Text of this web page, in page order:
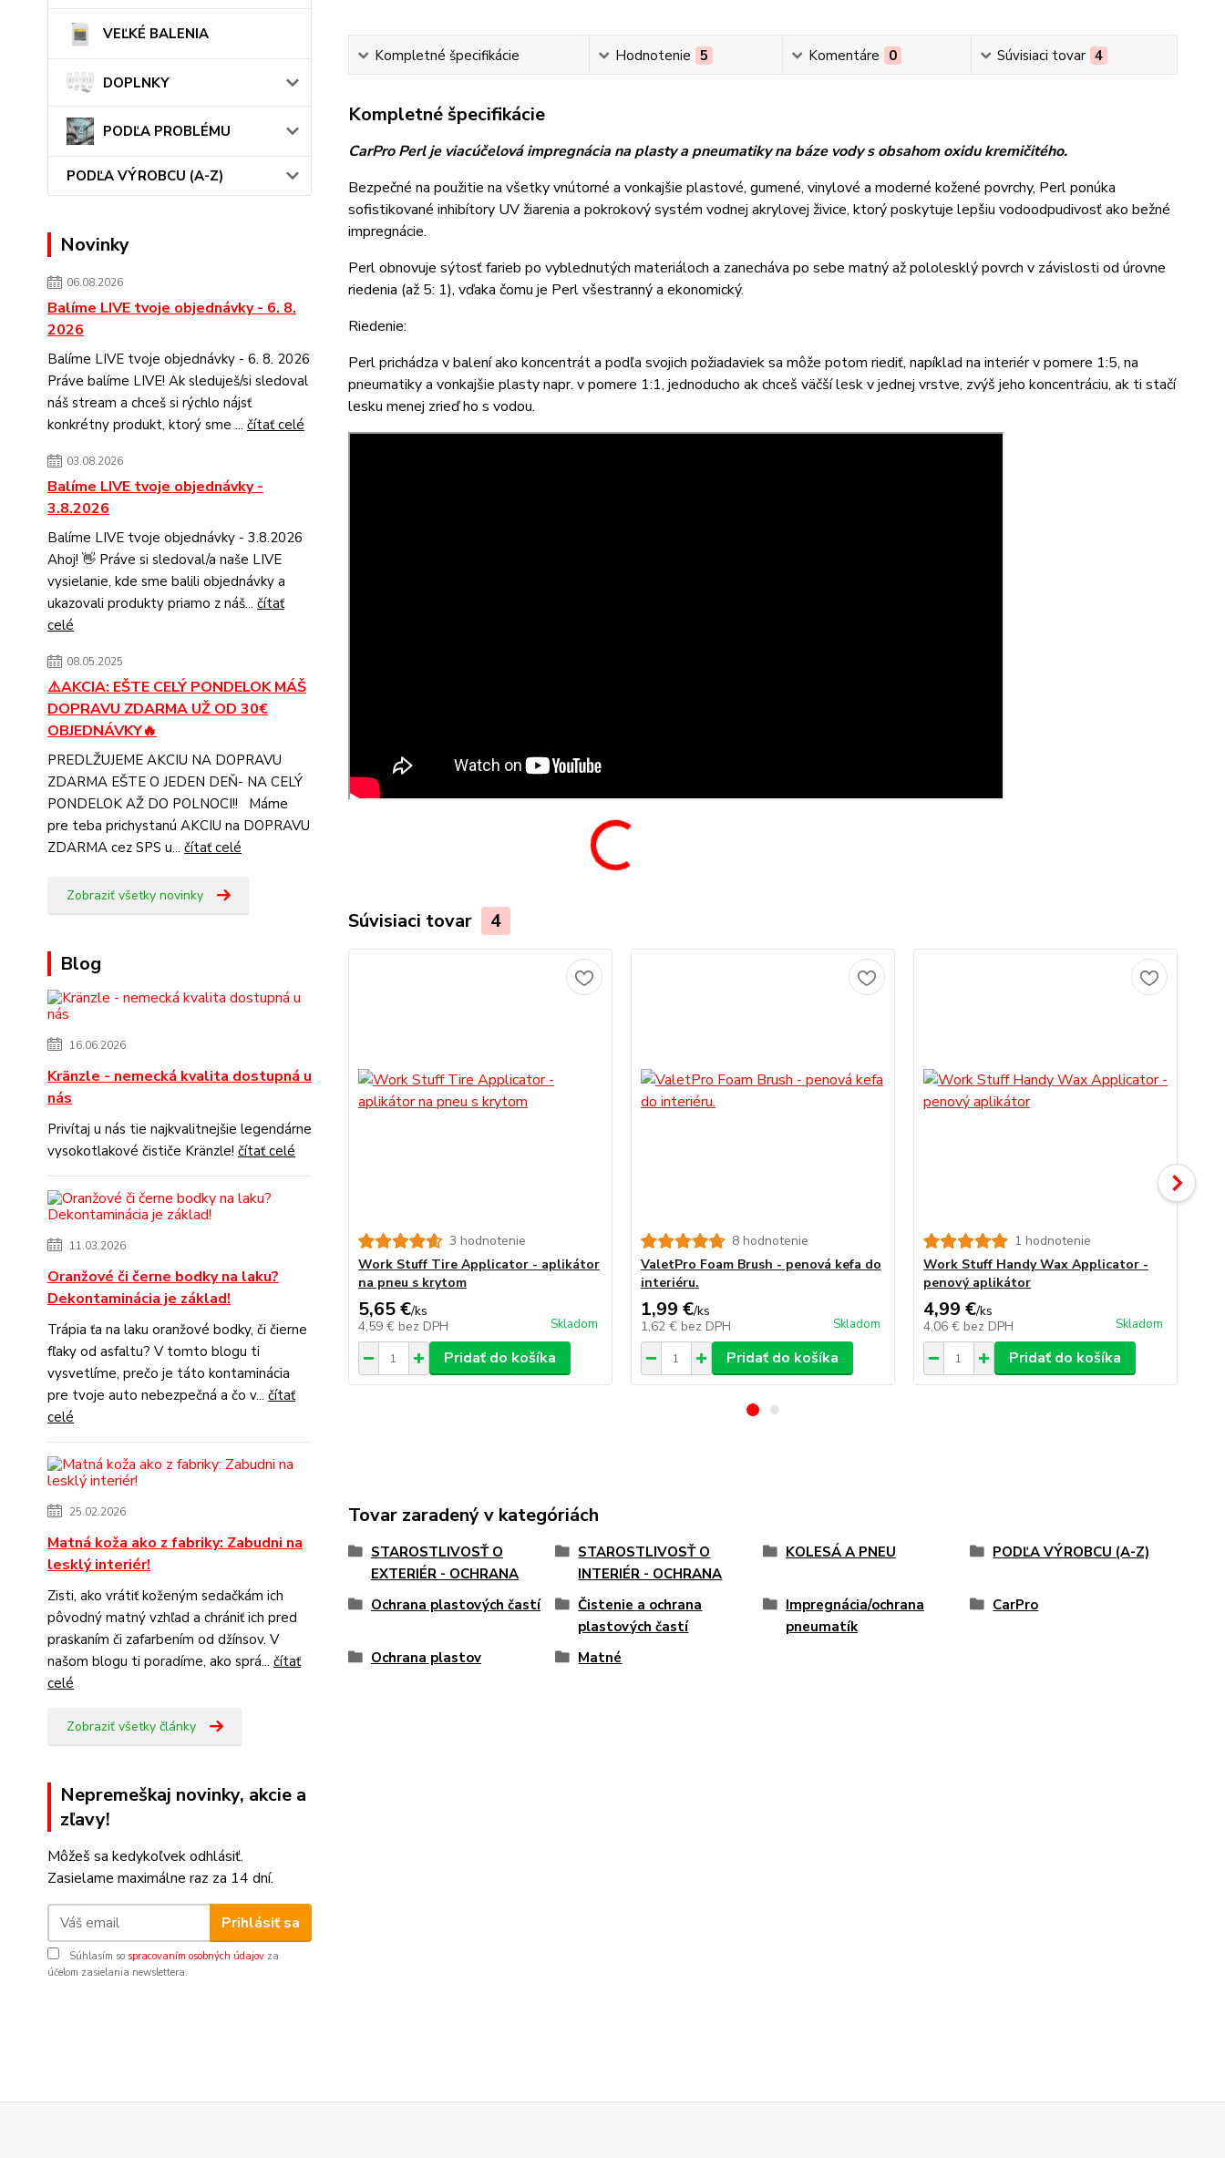
VEĽKÉ BALENIA
DOPLNKY
PODĽA PROBLÉMU
PODĽA VÝROBCU (A-Z)
Novinky
06.08.2026
Balíme LIVE tvoje objednávky - 6. 8.
2026
Balíme LIVE tvoje objednávky - 6. 8. 2026
Práve balíme LIVE! Ak sleduješ/si sledoval
náš stream a chceš si rýchlo nájsť
konkrétny produkt, ktorý sme ... čítať celé
03.08.2026
Balíme LIVE tvoje objednávky -
3.8.2026
Balíme LIVE tvoje objednávky - 3.8.2026
Ahoj! 👋 Práve si sledoval/a naše LIVE
vysielanie, kde sme balili objednávky a
ukazovali produkty priamo z náš... čítať
celé
08.05.2025
⚠️AKCIA: EŠTE CELÝ PONDELOK MÁŠ
DOPRAVU ZDARMA UŽ OD 30€
OBJEDNÁVKY🔥
PREDLŽUJEME AKCIU NA DOPRAVU
ZDARMA EŠTE O JEDEN DEŇ- NA CELÝ
PONDELOK AŽ DO POLNOCI!! Máme
pre teba prichystanú AKCIU na DOPRAVU
ZDARMA cez SPS u... čítať celé
Zobraziť všetky novinky
Blog
16.06.2026
Kränzle - nemecká kvalita dostupná u
nás
Privítaj u nás tie najkvalitnejšie legendárne
vysokotlakové čističe Kränzle! čítať celé
11.03.2026
Oranžové či černe bodky na laku?
Dekontaminácia je základ!
Trápia ťa na laku oranžové bodky, či čierne
fľaky od asfaltu? V tomto blogu ti
vysvetlíme, prečo je táto kontaminácia
pre tvoje auto nebezpečná a čo v... čítať
celé
25.02.2026
Matná koža ako z fabriky: Zabudni na
lesklý interiér!
Zisti, ako vrátiť koženým sedačkám ich
pôvodný matný vzhľad a chrániť ich pred
praskaním či zafarbením od džínsov. V
našom blogu ti poradíme, ako sprá... čítať
celé
Zobraziť všetky články
Nepremeškaj novinky, akcie a
zľavy!
Môžeš sa kedykoľvek odhlásiť.
Zasielame maximálne raz za 14 dní.
Prihlásiť sa
Súhlasím so spracovaním osobných údajov za
účelom zasielania newslettera.
Kompletné špecifikácie Hodnotenie 5 Komentáre 0 Súvisiaci tovar 4
Kompletné špecifikácie
CarPro Perl je viacúčelová impregnácia na plasty a pneumatiky na báze vody s obsahom oxidu kremičitého.
Bezpečné na použitie na všetky vnútorné a vonkajšie plastové, gumené, vinylové a moderné kožené povrchy, Perl ponúka
sofistikované inhibítory UV žiarenia a pokrokový systém vodnej akrylovej živice, ktorý poskytuje lepšiu vodoodpudivosť ako bežné
impregnácie.
Perl obnovuje sýtosť farieb po vyblednutých materiáloch a zanecháva po sebe matný až pololesklý povrch v závislosti od úrovne
riedenia (až 5: 1), vďaka čomu je Perl všestranný a ekonomický.
Riedenie:
Perl prichádza v balení ako koncentrát a podľa svojich požiadaviek sa môže potom riediť, napíklad na interiér v pomere 1:5, na
pneumatiky a vonkajšie plasty napr. v pomere 1:1, jednoducho ak chceš väčší lesk v jednej vrstve, zvýš jeho koncentráciu, ak ti stačí
lesku menej zrieď ho s vodou.
Súvisiaci tovar 4
3 hodnotenie
Work Stuff Tire Applicator - aplikátor
na pneu s krytom
5,65 €/ks
4,59 € bez DPH Skladom
Pridať do košíka
8 hodnotenie
ValetPro Foam Brush - penová kefa do
interiéru.
1,99 €/ks
1,62 € bez DPH Skladom
Pridať do košíka
1 hodnotenie
Work Stuff Handy Wax Applicator -
penový aplikátor
4,99 €/ks
4,06 € bez DPH Skladom
Pridať do košíka
Tovar zaradený v kategóriách
STAROSTLIVOSŤ O
EXTERIÉR - OCHRANA
STAROSTLIVOSŤ O
INTERIÉR - OCHRANA
KOLESÁ A PNEU PODĽA VÝROBCU (A-Z)
Ochrana plastových častí
Čistenie a ochrana
plastových častí
Impregnácia/ochrana
pneumatík
CarPro
Ochrana plastov Matné